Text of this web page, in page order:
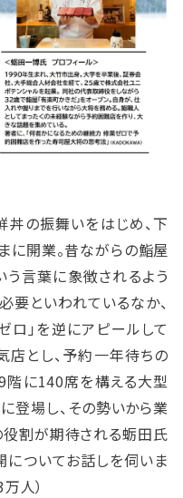
わせ
3105
11
TEL:0827-52-
丼の振舞いをはじめ、下
に開業。昔ながらの鮨屋
う言葉に象徴されるよう
要といわれているなか、
ロ」を逆にアピールして
店とし、予約一年待ちの
階に140席を構える大型
登場し、その勢いから業
役割が期待される蛎田氏
についてお話しを伺いま
人）